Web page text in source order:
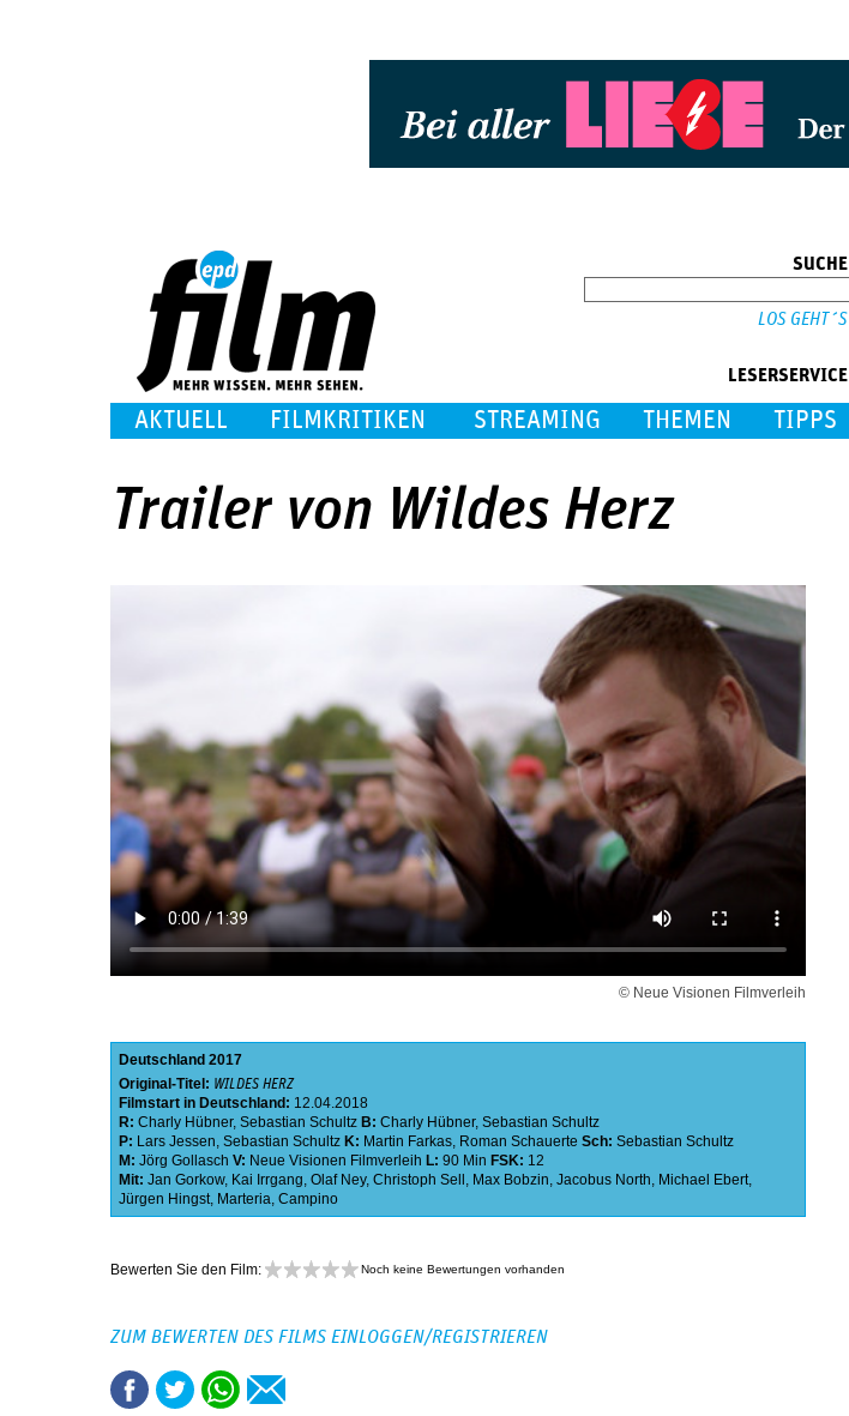
SUCHE
LESERSERVICE
AKTUELL FILMKRITIKEN STREAMING THEMEN TIPPS
Trailer von Wildes Herz
© Neue Visionen Filmverleih
Deutschland 2017
Original-Titel: WILDES HERZ
Filmstart in Deutschland: 12.04.2018
R: Charly Hübner, Sebastian Schultz B: Charly Hübner, Sebastian Schultz
P: Lars Jessen, Sebastian Schultz K: Martin Farkas, Roman Schauerte Sch: Sebastian Schultz
M: Jörg Gollasch V: Neue Visionen Filmverleih L: 90 Min FSK: 12
Mit: Jan Gorkow, Kai Irrgang, Olaf Ney, Christoph Sell , Max Bobzin, Jacobus North, Michael Ebert,
Jürgen Hingst, Marteria, Campino
Bewerten Sie den Film: Noch keine Bewertungen vorhanden
ZUM BEWERTEN DES FILMS EINLOGGEN/REGISTRIEREN